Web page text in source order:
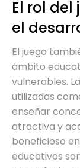
El rol
el
El juego
ámbito
vulnerables.
utilizadas
enseñar
atractiva y
beneficioso
educativos